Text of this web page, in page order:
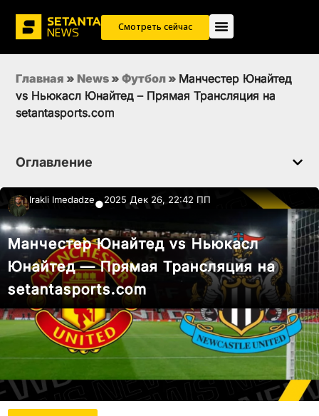
Смотреть сейчас
Главная » News » Футбол » Манчестер Юнайтед
vs Ньюкасл Юнайтед – Прямая Трансляция на
setantasports.com
Оглавление
Irakli Imedadze●2025 Дек 26, 22:42 ПП
Манчестер Юнайтед vs Ньюкасл
Юнайтед — Прямая Трансляция на
setantasports.com